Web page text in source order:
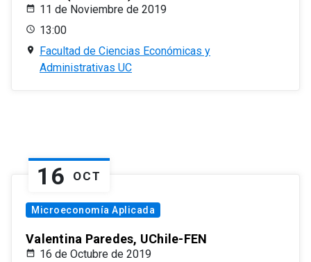
11 de Noviembre de 2019
13:00
Facultad de Ciencias Económicas y
Administrativas UC
16 OCT
Microeconomía Aplicada
Valentina Paredes, UChile-FEN
16 de Octubre de 2019